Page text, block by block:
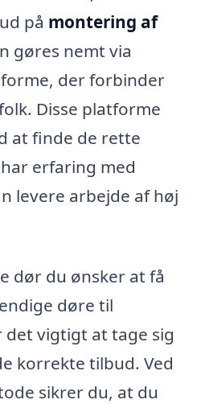
på montering af
gøres nemt via
der forbinder
Disse platforme
at finde de rette
erfaring med
levere arbejde af høj
dør du ønsker at få
døre til
det vigtigt at tage sig
korrekte tilbud. Ved
sikrer du, at du